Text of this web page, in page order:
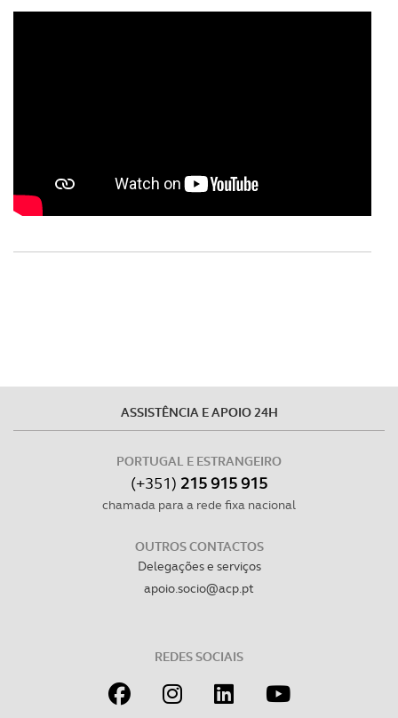
ASSISTÊNCIA E APOIO 24H
PORTUGAL E ESTRANGEIRO
(+351) 215 915 915
chamada para a rede fixa nacional
OUTROS CONTACTOS
Delegações e serviços
apoio.socio@acp.pt
REDES SOCIAIS